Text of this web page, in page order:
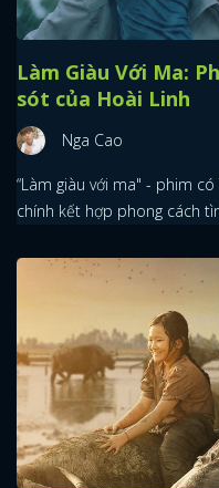
Làm Giàu Với Ma:
sót của Hoài Linh
Nga Cao
“Làm giàu với ma" - phim có
chính kết hợp phong cách